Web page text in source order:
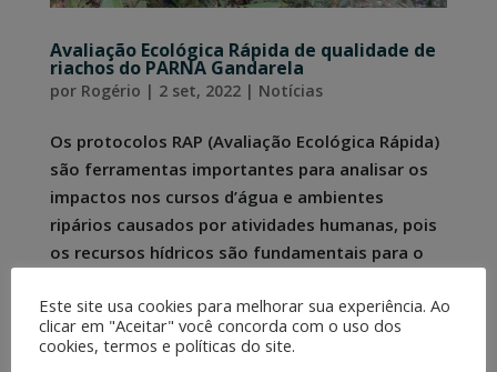
Avaliação Ecológica Rápida de qualidade de
riachos do PARNA Gandarela
por Rogério | 2 set, 2022| Notícias
Os protocolos RAP (Avaliação Ecológica Rápida)
são ferramentas importantes para analisar os
impactos nos cursos d’água e ambientes
ripários causados por atividades humanas, pois
os recursos hídricos são fundamentais para o
para...
Este site usa cookies para melhorar sua experiência. Ao
clicar em "Aceitar" você concorda com o uso dos
cookies, termos e políticas do site.